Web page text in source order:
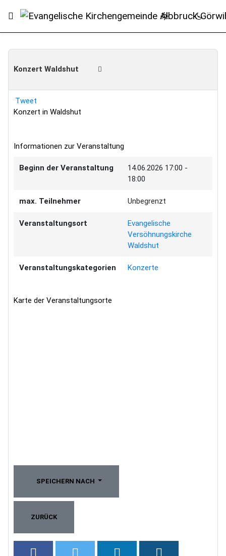
Konzert Waldshut
Tweet
Konzert in Waldshut
Informationen zur Veranstaltung
Beginn der Veranstaltung 14.06.2026 17:00 -
18:00
max. Teilnehmer Unbegrenzt
Veranstaltungsort
Evangelische
Versöhnungskirche
Waldshut
Veranstaltungskategorien Konzerte
Karte der Veranstaltungsorte
SPEICHERN NACH
ZURÜCK